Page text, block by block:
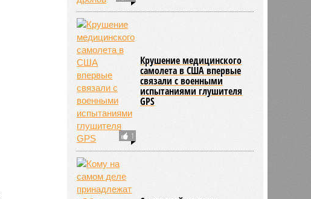
1
Крушение медицинского
самолета в США впервые
связали с военными
испытаниями глушителя
GPS